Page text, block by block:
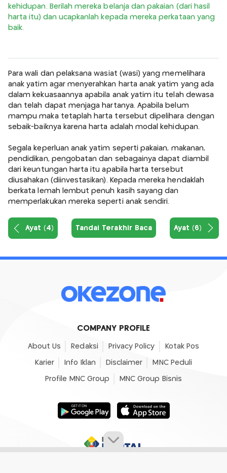
kehidupan. Berilah mereka belanja dan pakaian (dari hasil
harta itu) dan ucapkanlah kepada mereka perkataan yang
baik.
Para wali dan pelaksana wasiat (wasi) yang memelihara
anak yatim agar menyerahkan harta anak yatim yang ada
dalam kekuasaannya apabila anak yatim itu telah dewasa
dan telah dapat menjaga hartanya. Apabila belum
mampu maka tetaplah harta tersebut dipelihara dengan
sebaik-baiknya karena harta adalah modal kehidupan.
Segala keperluan anak yatim seperti pakaian, makanan,
pendidikan, pengobatan dan sebagainya dapat diambil
dari keuntungan harta itu apabila harta tersebut
diusahakan (diinvestasikan). Kepada mereka hendaklah
berkata lemah lembut penuh kasih sayang dan
memperlakukan mereka seperti anak sendiri.
Ayat (4) Tandai Terakhir Baca Ayat (6)
COMPANY PROFILE
About Us Redaksi Privacy Policy Kotak Pos
Karier Info Iklan Disclaimer MNC Peduli
Profile MNC Group MNC Group Bisnis